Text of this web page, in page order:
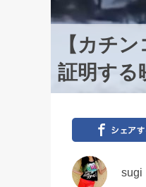
【カチ
証明する
sugi